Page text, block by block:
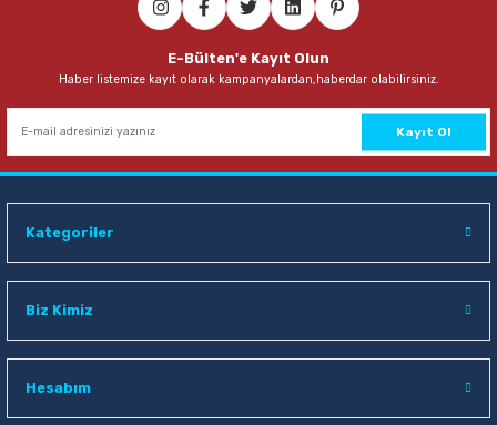
E-Bülten'e Kayıt Olun
Haber listemize kayıt olarak kampanyalardan,haberdar olabilirsiniz.
Kayıt Ol
Kategoriler
Biz Kimiz
Hesabım